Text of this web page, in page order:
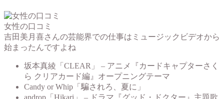
女性の口コミ
吉田美月喜さんの芸能界での仕事はミュージックビデオから
始まったんですよね
坂本真綾「CLEAR」 – アニメ『カードキャプターさく
ら クリアカード編』オープニングテーマ
Candy or Whip「騙されろ、夏に」